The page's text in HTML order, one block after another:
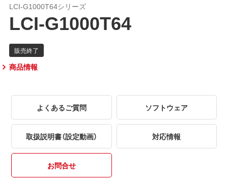
LCI-G1000T64シリーズ
LCI-G1000T64
商品情報
よくあるご質問 ソフトウェア
取扱説明書（設定動画） 対応情報
お問合せ